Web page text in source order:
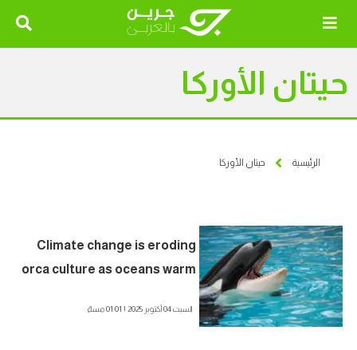
حيتان الأوركا
الرئيسية حيتان الأوركا
Climate change is eroding
orca culture as oceans warm
السبت 04 أكتوبر 2025 | 01:01 مساءً